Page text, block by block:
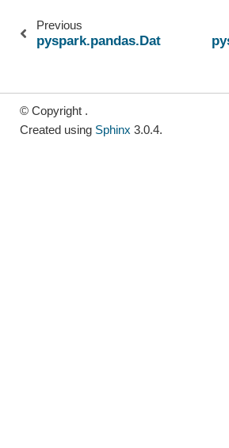
Previous
© Copyright .
Created using Sphinx 3.0.4.